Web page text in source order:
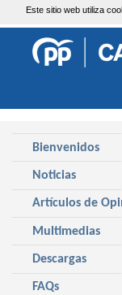
Este sitio web utiliza
Bienvenidos
Noticias
Artículos de
Multimedias
Descargas
FAQs
Sábado, 8 de Agosto de 2026